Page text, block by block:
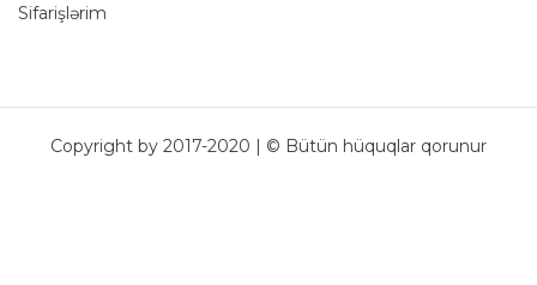
Sifarişlərim
Copyright by 2017-2020 | © Bütün hüquqlar qorunur